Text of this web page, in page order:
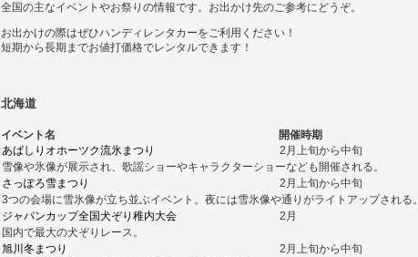
全国の主なイベントやお祭りの情報です。お出かけ先のご参考にどうぞ。
お出かけの際はぜひハンディレンタカーをご利用ください！
短期から長期までお値打価格でレンタルできます！
北海道
イベント名 開催時期
あばしりオホーツク流氷まつり
2月上旬から中旬
雪像や氷像が展示され、歌謡ショーやキャラクターショーなども開催される。
さっぽろ雪まつり
2月上旬から中旬
3つの会場に雪氷像が立ち並ぶイベント。夜には雪氷像や通りがライトアップされる。
ジャパンカップ全国犬ぞり稚内大会
2月
国内で最大の犬ぞりレース。
旭川冬まつり
2月上旬から中旬